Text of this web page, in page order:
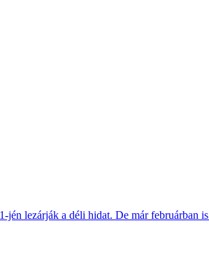
lezárják a déli hidat. De már februárban